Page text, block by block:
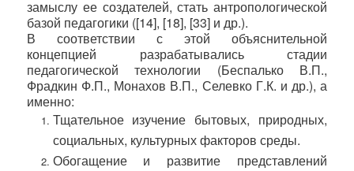
замыслу ее создателей, стать антропологической
базой педагогики ([14], [18], [33] и др.).
В соответствии с этой объяснительной
концепцией разрабатывались стадии
педагогической технологии (Беспалько В.П.,
Фрадкин Ф.П., Монахов В.П., Селевко Г.К. и др.), а
именно:
Тщательное изучение бытовых, природных,
социальных, культурных факторов среды.
Обогащение и развитие представлений